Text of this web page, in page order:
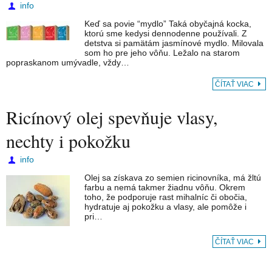
info
Keď sa povie “mydlo” Taká obyčajná kocka,
ktorú sme kedysi dennodenne používali. Z
detstva si pamätám jasmínové mydlo. Milovala
som ho pre jeho vôňu. Ležalo na starom
popraskanom umývadle, vždy…
ČÍTAŤ VIAC
Ricínový olej spevňuje vlasy,
nechty i pokožku
info
Olej sa získava zo semien ricinovníka, má žltú
farbu a nemá takmer žiadnu vôňu. Okrem
toho, že podporuje rast mihalníc či obočia,
hydratuje aj pokožku a vlasy, ale pomôže i
pri…
ČÍTAŤ VIAC